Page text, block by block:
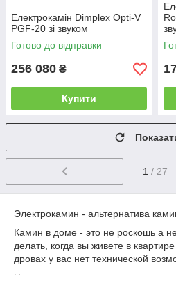
Електрокамін Dimplex Opti-V
PGF-20 зі звуком
Готово до відправки
256 080 ₴
Купити
1 / 27
Электрокамин - альтернатива
Камин в доме - это не роскошь а
делать, когда вы живете в
дровах у вас нет технической
На помощь приходит